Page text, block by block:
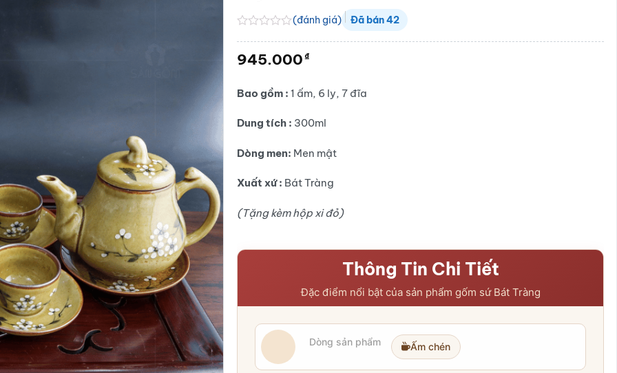
hạng
sao
(đánh giá) Đã bán42
945.000 ₫
Bao gồm : 1 ấm, 6 ly, 7 đĩa
Dung tích : 300ml
Dòng men: Men mật
Xuất xứ : Bát Tràng
(Tặng kèm hộp xi đỏ)
Thông Tin Chi Tiết
Đặc điểm nổi bật của sản phẩm gốm sứ Bát Tràng
Dòng sản phẩm Ấm chén